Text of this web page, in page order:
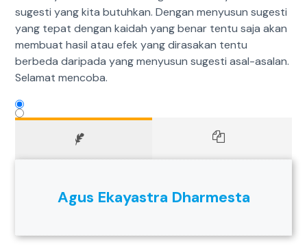
sugesti yang kita butuhkan. Dengan menyusun sugesti
yang tepat dengan kaidah yang benar tentu saja akan
membuat hasil atau efek yang dirasakan tentu
berbeda daripada yang menyusun sugesti asal-asalan.
Selamat mencoba.
Agus Ekayastra Dharmesta